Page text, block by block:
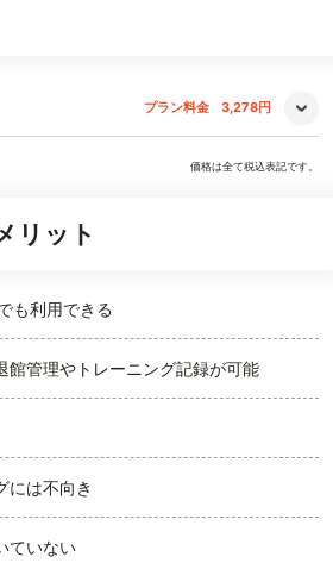
プラン料金 3,278円
価格は全て税込表記です。
リット
も利用できる
館管理やトレーニング記録が可能
には不向き
ていない